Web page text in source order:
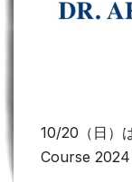
10/20（日）
Course 2024